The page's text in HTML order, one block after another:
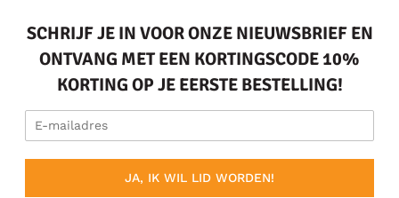
SCHRIJF JE IN VOOR ONZE NIEUWSBRIEF EN
ONTVANG MET EEN KORTINGSCODE 10%
KORTING OP JE EERSTE BESTELLING!
JA, IK WIL LID WORDEN!